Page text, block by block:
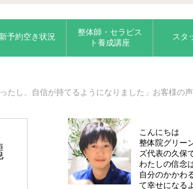
予約空き状況
整体師・セラピス
ト養成講座
スタ
たし、自信が持てるようになりました」お客様の声
こんにちは
整体院グリー
ズ代表の久保
わたしの信念
自分のかかわ
て幸せになる